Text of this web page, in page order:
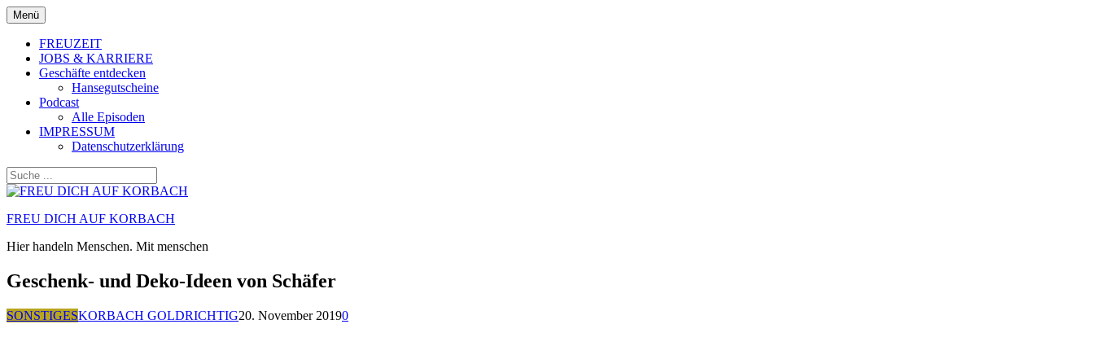
Zum
Inhalt
springen
Menü
FREUZEIT
JOBS & KARRIERE
Geschäfte entdecken
Hansegutscheine
Podcast
Alle Episoden
IMPRESSUM
Datenschutzerklärung
FREU DICH AUF KORBACH
Hier handeln Menschen. Mit menschen
Geschenk- und Deko-Ideen von Schäfer
SONSTIGESKORBACH GOLDRICHTIG20. November 20190